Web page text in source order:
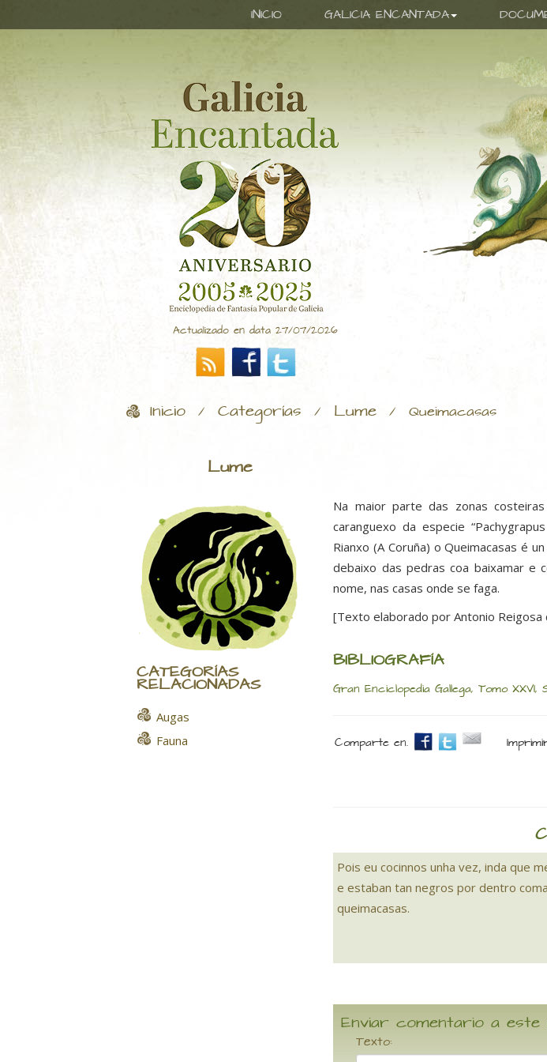
INICIO GALICIA ENCANTADA
Actualizado en data 27/07/2026
Inicio / Categorías / Lume / Queimacasas
Lume
CATEGORÍAS
RELACIONADAS
Augas
Fauna
Na maior parte das zonas costeiras
caranguexo da especie
Rianxo (A Coruña) o Queimacasas é
debaixo das pedras coa baixamar e
nome, nas casas onde se faga.
[Texto elaborado por Antonio Reigosa
BIBLIOGRAFÍA
Gran Enciclopedia Gallega, Tomo XXVI,
Comparte en.
Pois eu cocinnos unha vez, inda que
e estaban tan negros por dentro
queimacasas.
Enviar comentario a este
Texto: